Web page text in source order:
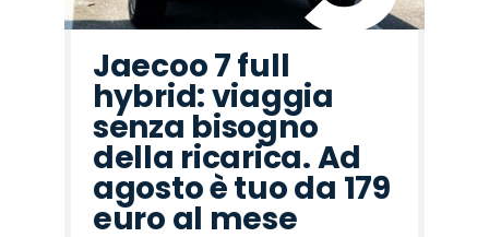
Jaecoo 7 full
hybrid: viaggia
senza bisogno
della ricarica. Ad
agosto è tuo da 179
euro al mese